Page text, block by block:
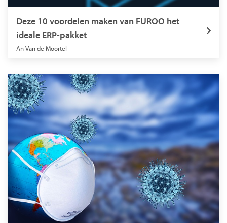
Deze 10 voordelen maken van FUROO het
ideale ERP-pakket
An Van de Moortel